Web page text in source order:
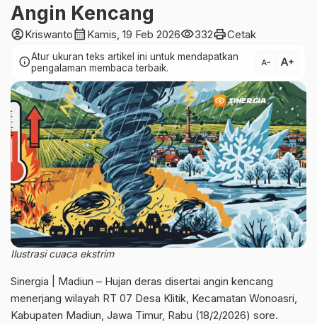
Angin Kencang
account_circleKriswantocalendar_month Kamis, 19 Feb 2026visibility332printCetak
infoAtur ukuran teks artikel ini untuk mendapatkan
pengalaman membaca terbaik.
text_decrease text_increase
Ilustrasi cuaca ekstrim
Sinergia | Madiun – Hujan deras disertai angin kencang
menerjang wilayah RT 07 Desa Klitik, Kecamatan Wonoasri,
Kabupaten Madiun, Jawa Timur, Rabu (18/2/2026) sore.